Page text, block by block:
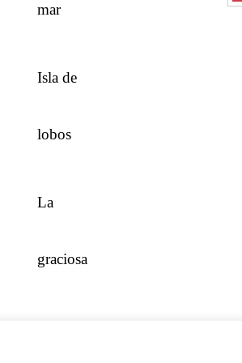
mar
Isla de
lobos
La
graciosa